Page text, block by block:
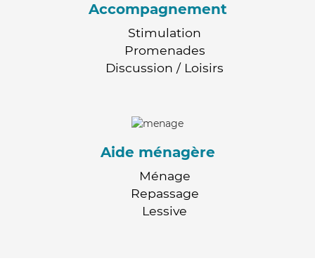
Accompagnement
Stimulation
Promenades
Discussion / Loisirs
Aide ménagère
Ménage
Repassage
Lessive